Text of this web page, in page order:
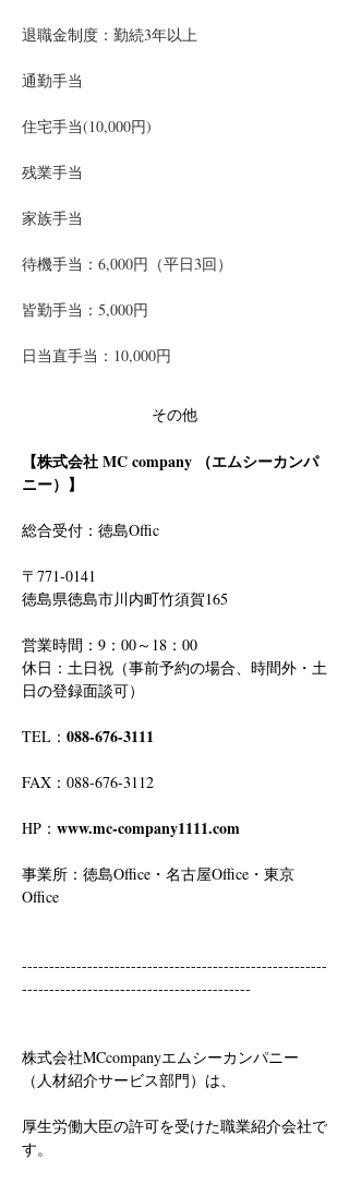
退職金制度：勤続3年以上
通勤手当
住宅手当(10,000円)
残業手当
家族手当
待機手当：6,000円（平日3回）
皆勤手当：5,000円
日当直手当：10,000円
その他
【株式会社 MC company （エムシーカンパ
ニー）】
総合受付：徳島Offic
〒771-0141
徳島県徳島市川内町竹須賀165
営業時間：9：00～18：00
休日：土日祝（事前予約の場合、時間外・土
日の登録面談可）
TEL： 088-676-3111
FAX：088-676-3112
HP： www.mc-company1111.com
事業所：徳島Office・名古屋Office・東京
Office
--------------------------------------------------------
------------------------------------------
株式会社MCcompanyエムシーカンパニー
（人材紹介サービス部門）は、
厚生労働大臣の許可を受けた職業紹介会社で
す。